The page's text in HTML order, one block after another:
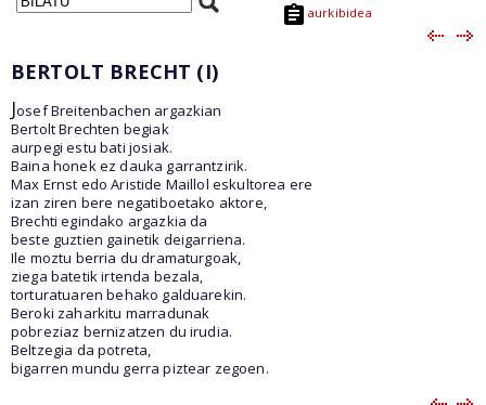
aurkibidea
BERTOLT BRECHT (I)
Josef Breitenbachen argazkian
Bertolt Brechten begiak
aurpegi estu bati josiak.
Baina honek ez dauka garrantzirik.
Max Ernst edo Aristide Maillol eskultorea ere
izan ziren bere negatiboetako aktore,
Brechti egindako argazkia da
beste guztien gainetik deigarriena.
Ile moztu berria du dramaturgoak,
ziega batetik irtenda bezala,
torturatuaren behako galduarekin.
Beroki zaharkitu marradunak
pobreziaz bernizatzen du irudia.
Beltzegia da potreta,
bigarren mundu gerra piztear zegoen.